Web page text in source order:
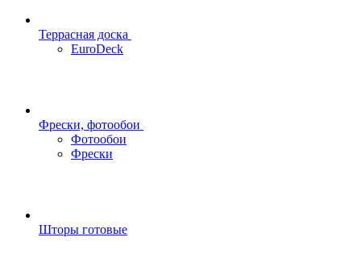
Террасная доска
EuroDeck
Фрески, фотообои
Фотообои
Фрески
Шторы готовые